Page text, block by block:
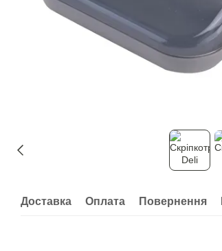
Доставка Оплата Повернення